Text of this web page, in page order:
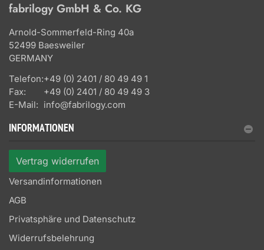
fabrilogy GmbH & Co. KG
Arnold-Sommerfeld-Ring 40a
52499 Baesweiler
GERMANY
Telefon:+49 (0) 2401 / 80 49 49 1
Fax:
+49 (0) 2401 / 80 49 49 3
E-Mail: info@fabrilogy.com
INFORMATIONEN
Vertrag widerrufen
Versandinformationen
AGB
Privatsphäre und Datenschutz
Widerrufsbelehrung